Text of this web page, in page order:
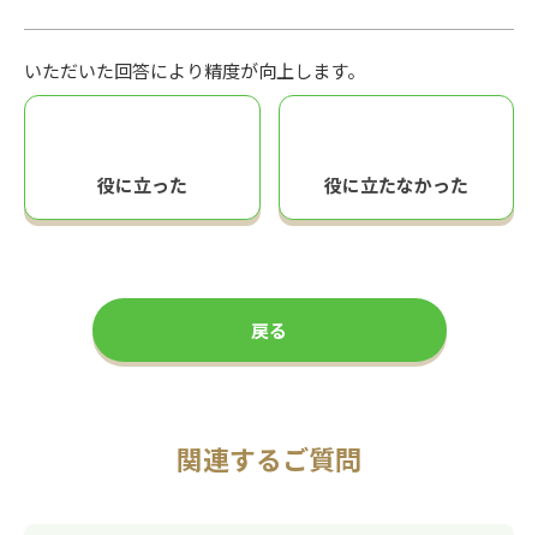
いただいた回答により精度が向上します。
役に立った 役に立たなかった
戻る
関連するご質問